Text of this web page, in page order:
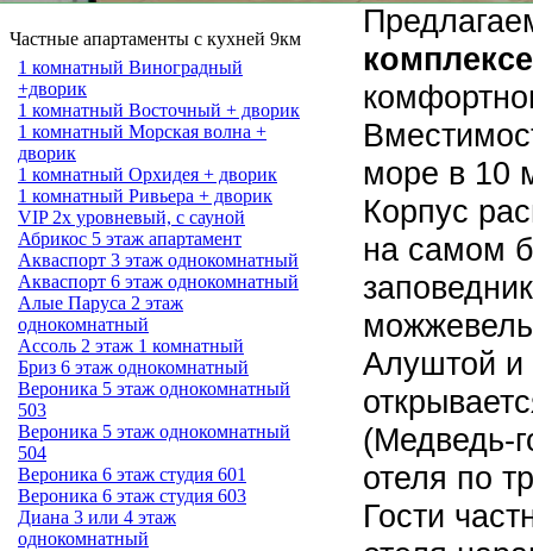
Частные апартаменты с кухней 9км
1 комнатный Виноградный
+дворик
1 комнатный Восточный + дворик
1 комнатный Морская волна +
дворик
1 комнатный Орхидея + дворик
1 комнатный Ривьера + дворик
VIP 2х уровневый, с сауной
Абрикос 5 этаж апартамент
Акваспорт 3 этаж однокомнатный
Акваспорт 6 этаж однокомнатный
Алые Паруса 2 этаж
однокомнатный
Ассоль 2 этаж 1 комнатный
Бриз 6 этаж однокомнатный
Вероника 5 этаж однокомнатный
503
Вероника 5 этаж однокомнатный
504
Вероника 6 этаж студия 601
Вероника 6 этаж студия 603
Диана 3 или 4 этаж
однокомнатный
море в 10
Корпус
на самом
Алуштой и
(Медведь-
отеля по
Гости